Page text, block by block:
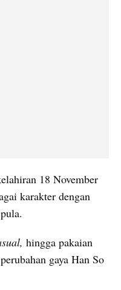
18 November
karakter dengan
hingga pakaian
gaya Han So